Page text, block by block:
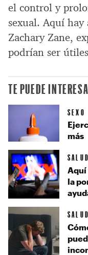
el control y
sexual. Aquí hay
Zachary Zane,
podrían ser útiles
TE PUEDE
SEXO
más
SALUD
Aquí
la
SALUD